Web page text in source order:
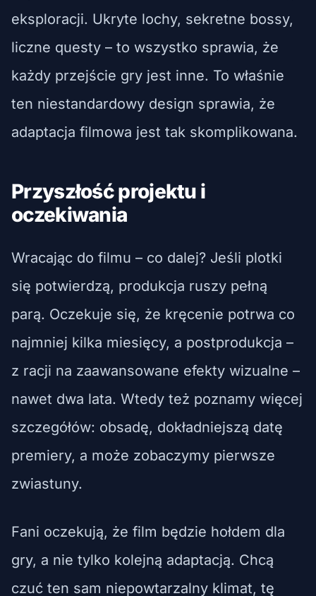
eksploracji. Ukryte lochy, sekretne bossy,
liczne questy – to wszystko sprawia, że
każdy przejście gry jest inne. To właśnie
ten niestandardowy design sprawia, że
adaptacja filmowa jest tak skomplikowana.
Przyszłość projektu i
oczekiwania
Wracając do filmu – co dalej? Jeśli plotki
się potwierdzą, produkcja ruszy pełną
parą. Oczekuje się, że kręcenie potrwa co
najmniej kilka miesięcy, a postprodukcja –
z racji na zaawansowane efekty wizualne –
nawet dwa lata. Wtedy też poznamy więcej
szczegółów: obsadę, dokładniejszą datę
premiery, a może zobaczymy pierwsze
zwiastuny.
Fani oczekują, że film będzie hołdem dla
gry, a nie tylko kolejną adaptacją. Chcą
czuć ten sam niepowtarzalny klimat, tę